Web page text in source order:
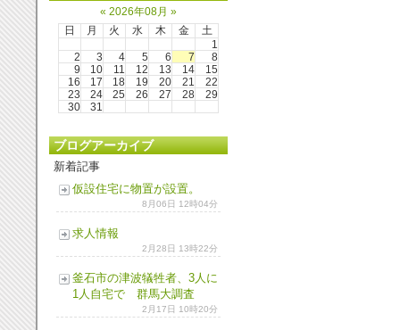
« 2026年08月 »
日
月 火 水 木 金
土
1
2
3 4 5 6 7
8
9
10 11 12 13 14
15
16
17 18 19 20 21
22
23
24 25 26 27 28
29
30
31
ブログアーカイブ
新着記事
仮設住宅に物置が設置。
8月06日 12時04分
求人情報
2月28日 13時22分
釜石市の津波犠牲者、3人に
1人自宅で 群馬大調査
2月17日 10時20分